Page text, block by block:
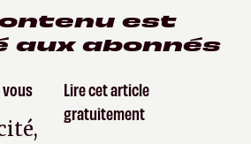
est
aux abonnés
vous
Lire cet article
gratuitement